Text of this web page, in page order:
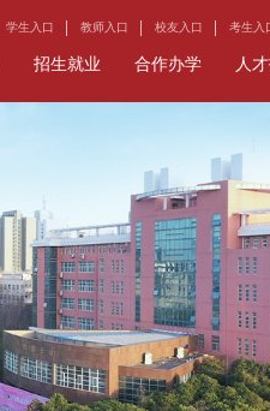
学生入口 教师入口 校友入口 考生入
招生就业 合作办学 人